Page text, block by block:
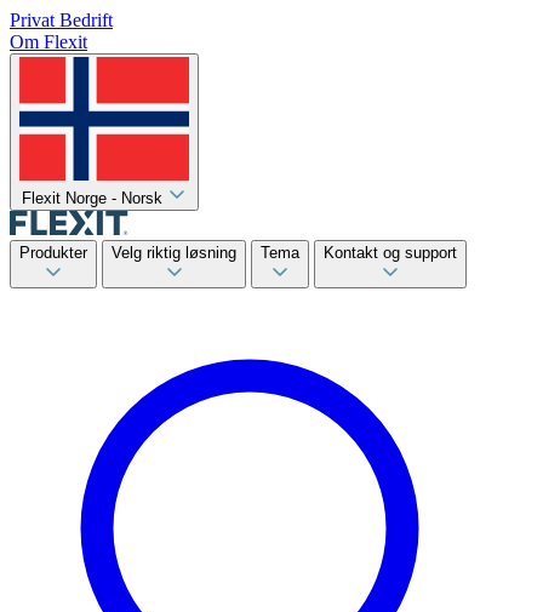
Privat Bedrift
Om Flexit
Flexit Norge - Norsk
Produkter Velg riktig løsning Tema Kontakt og support